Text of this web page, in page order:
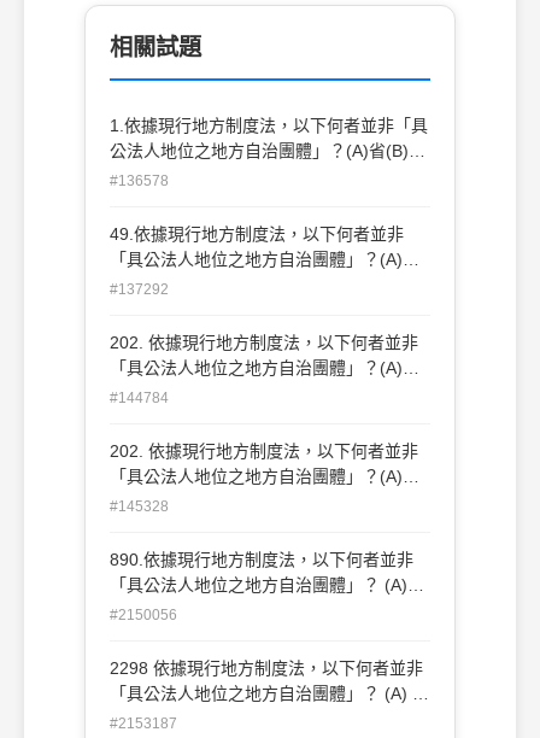
相關試題
1.依據現行地方制度法，以下何者並非「具
公法人地位之地方自治團體」？(A)省(B)縣
(C)縣轄市(D)鄉、鎮
#136578
49.依據現行地方制度法，以下何者並非
「具公法人地位之地方自治團體」？(A)省
(B)縣(C)縣轄市(D)鄉、鎮
#137292
202. 依據現行地方制度法，以下何者並非
「具公法人地位之地方自治團體」？(A)省
(B) 縣 (C)縣轄市 (D)鄉、鎮
#144784
202. 依據現行地方制度法，以下何者並非
「具公法人地位之地方自治團體」？(A)省
(B) 縣 (C)縣轄市 (D)鄉、鎮
#145328
890.依據現行地方制度法，以下何者並非
「具公法人地位之地方自治團體」？ (A)省
#2150056
2298 依據現行地方制度法，以下何者並非
「具公法人地位之地方自治團體」？ (A) 省
(B) 縣 (C) 縣轄市 (D) 鄉、鎮
#2153187